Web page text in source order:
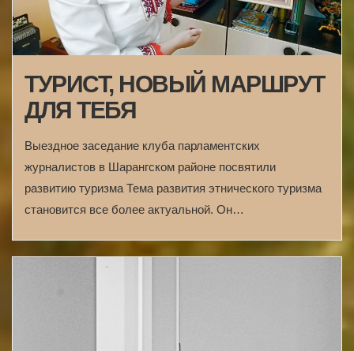
ТУРИСТ, НОВЫЙ МАРШРУТ
ДЛЯ ТЕБЯ
Выездное заседание клуба парламентских
журналистов в Шарангском районе посвятили
развитию туризма Тема развития этнического туризма
становится все более актуальной. Он…